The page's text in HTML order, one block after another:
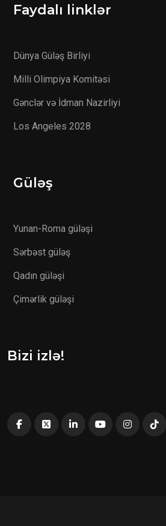
Faydalı linklər
Dünya Güləş Birliyi
Milli Olimpiya Komitəsi
Gənclər və İdman Nazirliyi
Los Angeles 2028
Güləş
Yunan-Roma güləşi
Sərbəst güləş
Qadın güləşi
Çimərlik güləşi
Bizi izlə!